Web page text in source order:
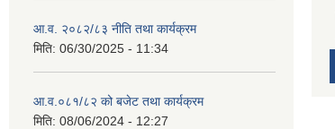
आ.व. २०८२/८३ नीति तथा कार्यक्रम
मिति: 06/30/2025 - 11:34
आ.व.०८१/८२ को बजेट तथा कार्यक्रम
मिति: 08/06/2024 - 12:27